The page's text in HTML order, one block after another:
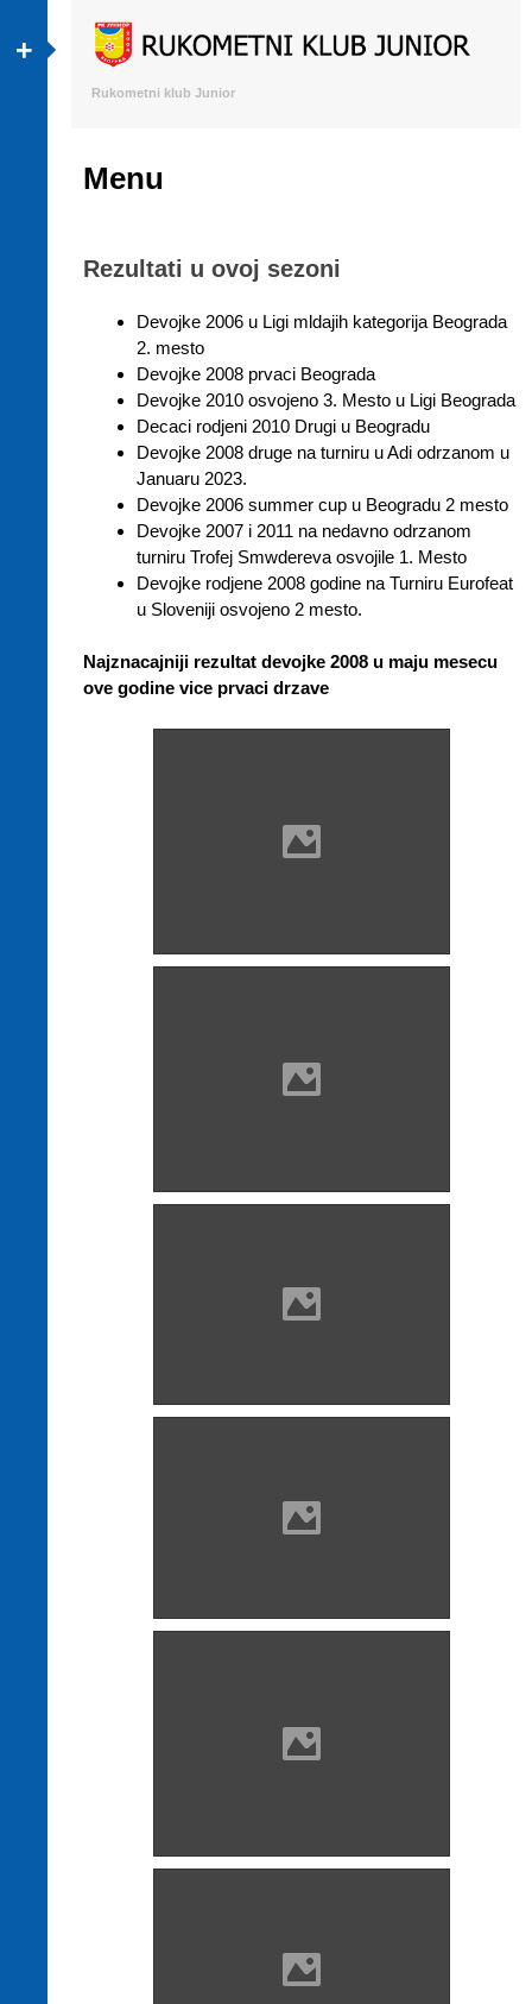
+
Rukometni klub Junior
Menu
Rezultati u ovoj sezoni
Devojke 2006 u Ligi mldajih kategorija Beograda
2. mesto
Devojke 2008 prvaci Beograda
Devojke 2010 osvojeno 3. Mesto u Ligi Beograda
Decaci rodjeni 2010 Drugi u Beogradu
Devojke 2008 druge na turniru u Adi odrzanom u
Januaru 2023.
Devojke 2006 summer cup u Beogradu 2 mesto
Devojke 2007 i 2011 na nedavno odrzanom
turniru Trofej Smwdereva osvojile 1. Mesto
Devojke rodjene 2008 godine na Turniru Eurofeat
u Sloveniji osvojeno 2 mesto.
Najznacajniji rezultat devojke 2008 u maju mesecu
ove godine vice prvaci drzave